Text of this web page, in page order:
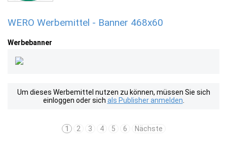
WERO Werbemittel - Banner 468x60
Werbebanner
Um dieses Werbemittel nutzen zu können, müssen Sie sich
einloggen oder sich als Publisher anmelden
1 2 3 4 5 6 Nächste